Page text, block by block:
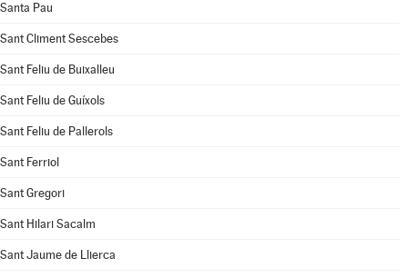
Santa Pau
Sant Climent Sescebes
Sant Feliu de Buixalleu
Sant Feliu de Guíxols
Sant Feliu de Pallerols
Sant Ferriol
Sant Gregori
Sant Hilari Sacalm
Sant Jaume de Llierca